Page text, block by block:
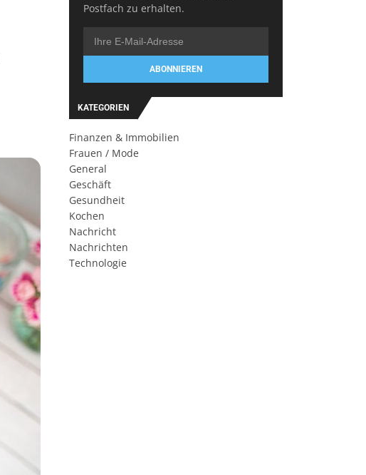
Postfach zu erhalten.
ABONNIEREN
KATEGORIEN
Finanzen & Immobilien
Frauen / Mode
General
Geschäft
Gesundheit
Kochen
Nachricht
Nachrichten
Technologie